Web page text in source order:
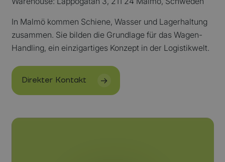
Direkter Kontakt
In Malmö kommen Schiene, Wasser und Lagerhaltung
zusammen. Sie bilden die Grundlage für das Wagen-
Handling, ein einzigartiges Konzept in der Logistikwelt.
en
de